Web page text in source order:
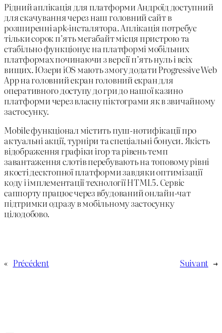
Рідний аплікація для платформи Андроїд доступний
для скачування через наш головний сайт в
розширенні apk-інсталятора. Аплікація потребує
тільки сорок п’ять мегабайт місця пристрою та
стабільно функціонує на платформі мобільних
платформах починаючи з версії п’ять нуль і всіх
вищих. Юзери iOS мають змогу додати Progressive Web
App на головний екран головний екран для
оперативного доступу до гри до нашої казино
платформи через власну піктограми як в звичайному
застосунку.
Mobile функціонал містить пуш-нотифікації про
актуальні акції, турніри та спеціальні бонуси. Якість
відображення графіки ігор та рівень темп
завантаження слотів перебувають на топовому рівні
якості десктопної платформи завдяки оптимізації
коду і імплементації технології HTML5. Сервіс
саппорту працює через вбудований онлайн-чат
підтримки одразу в мобільному застосунку
цілодобово.
« Précédent Suivant →